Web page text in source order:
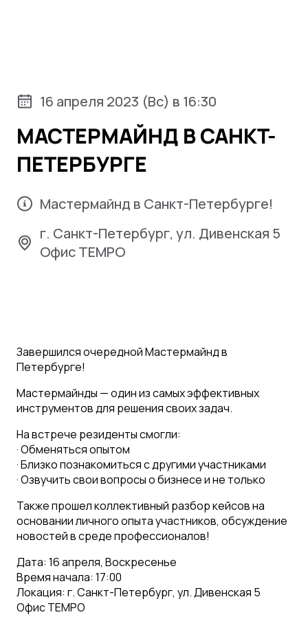
16 апреля 2023 (Вс) в 16:30
МАСТЕРМАЙНД В САНКТ-
ПЕТЕРБУРГЕ
Мастермайнд в Санкт-Петербурге!
г. Санкт-Петербург, ул. Дивенская 5
Офис TEMPО
Завершился очередной Мастермайнд в
Петербурге!
Мастермайнды — один из самых эффективных
инструментов для решения своих задач.
На встрече резиденты смогли:
· Обменяться опытом
· Близко познакомиться с другими участниками
· Озвучить свои вопросы о бизнесе и не только
Также прошел коллективный разбор кейсов на
основании личного опыта участников, обсуждение
новостей в среде профессионалов!
Дата: 16 апреля, Воскресенье
Время начала: 17:00
Локация: г. Санкт-Петербург, ул. Дивенская 5
Офис TEMPО